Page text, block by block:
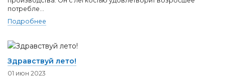
потребле...
Подробнее
Здравствуй лето!
01 июн 2023